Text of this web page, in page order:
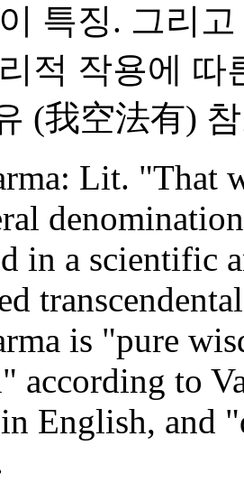
특징. 그리
적 작용에 따
(我空法有)
Lit. "That
in a scientific
is "pure
according to
English, and